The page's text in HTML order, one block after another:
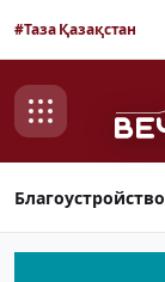
#Таза Қазақстан
Благоустройство